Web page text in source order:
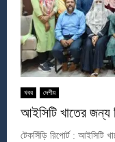
খবর দেশীয়
আইসিটি খাতের জন্য
টেকসিঁড়ি রিপোর্ট : আইসিটি